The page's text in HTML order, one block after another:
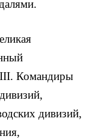
III. Командиры
дивизий,